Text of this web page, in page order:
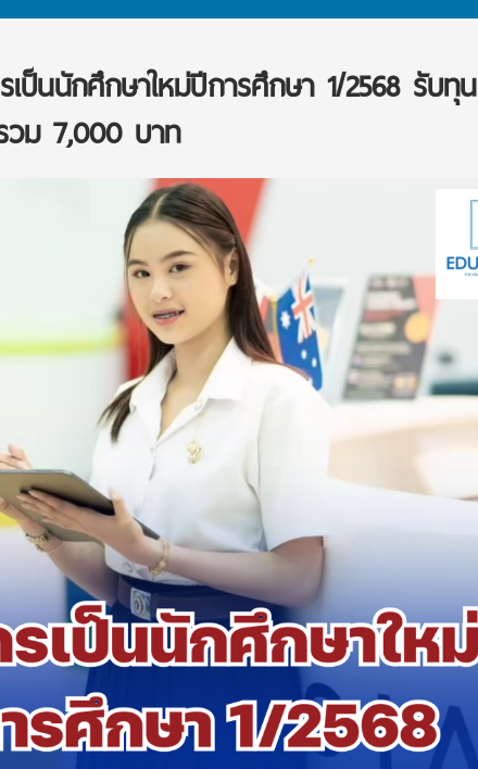
ป็นนักศึกษาใหม่ปีการศึกษา 1/2568 รับทุน
วม 7,000 บาท